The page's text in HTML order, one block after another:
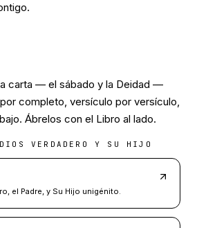
carta — el sábado y la Deidad —
completo, versículo por versículo,
Ábrelos con el Libro al lado.
VERDADERO Y SU HIJO
el Padre, y Su Hijo unigénito.